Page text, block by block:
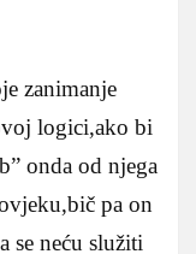
zanimanje
logici,ako bi
onda od njega
pa on
se neću služiti